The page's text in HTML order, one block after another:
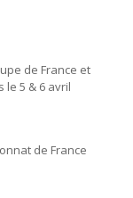
de France et
le 5 & 6 avril
de France